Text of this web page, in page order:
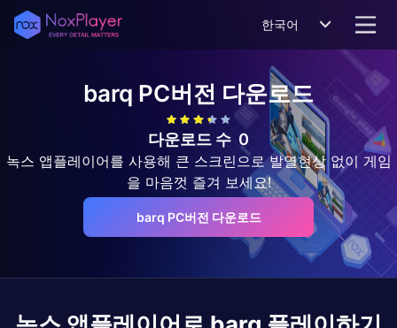
한국어
barq PC버전 다운로드
다운로드 수 0
녹스 앱플레이어를 사용해 큰 스크린으로 발열현상 없이 게임
을 마음껏 즐겨 보세요!
barq PC버전 다운로드